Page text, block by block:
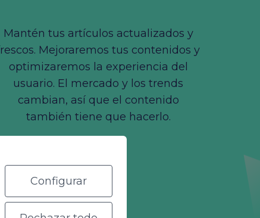
Configurar
Mantén tus artículos actualizados y
Mejoraremos tus contenidos y
optimizaremos la experiencia del
usuario. El mercado y los trends
cambian, así que el contenido
también tiene que hacerlo.